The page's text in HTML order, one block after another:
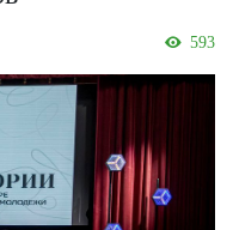
593